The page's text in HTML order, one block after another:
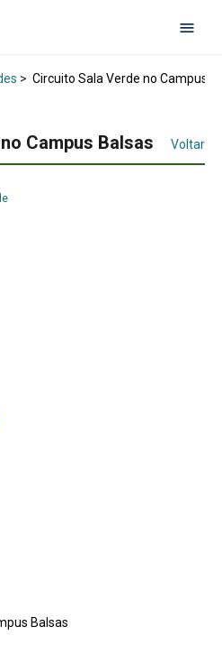
> Circuito Sala Verde no Campus
Campus Balsas Voltar
Balsas